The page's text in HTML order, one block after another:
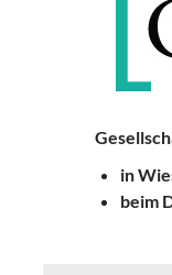
in
beim